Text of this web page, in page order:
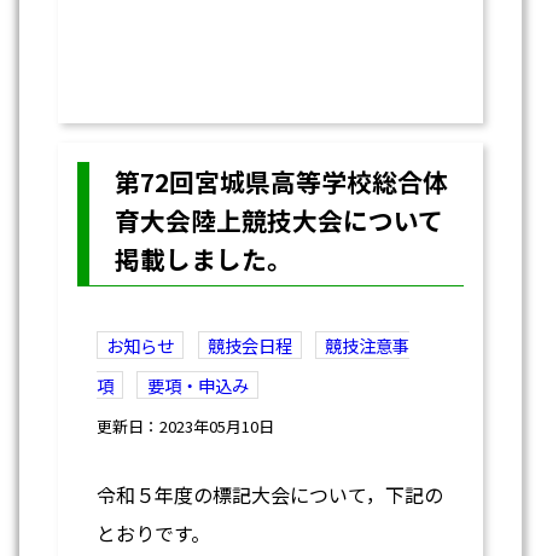
第72回宮城県高等学校総合体
育大会陸上競技大会について
掲載しました。
お知らせ 競技会日程
競技注意事
項
要項・申込み
更新日：2023年05月10日
令和５年度の標記大会について，下記の
とおりです。